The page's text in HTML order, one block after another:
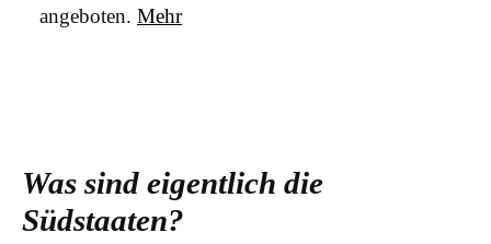
angeboten. Mehr
Was sind eigentlich die
Südstaaten?